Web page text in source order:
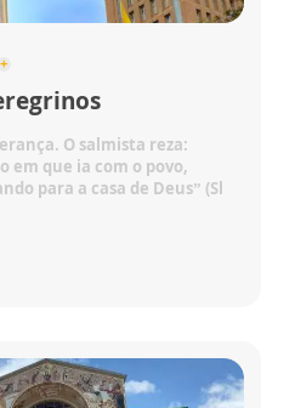
O salmista reza:
em que ia com o povo,
para a casa de Deus” (Sl